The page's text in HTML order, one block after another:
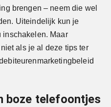
brengen – neem die wel
Uiteindelijk kun je
inschakelen. Maar
als je al deze tips ter
boze telefoontjes